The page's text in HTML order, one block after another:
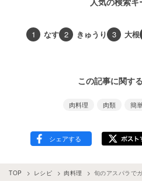
1 なす 2 きゅうり 3 大根
この記事に関す
肉料理 肉類 簡
TOP レシピ 肉料理 旬のアスパラで